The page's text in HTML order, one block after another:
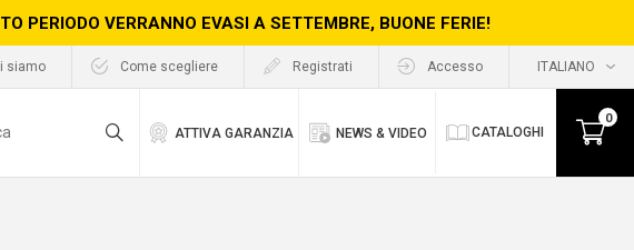
PERIODO VERRANNO EVASI A SETTEMBRE, BUONE FERIE!
siamo Come scegliere Registrati Accesso
ATTIVA GARANZIA NEWS & VIDEO CATALOGHI
0